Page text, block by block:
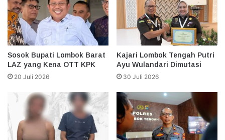
Sosok Bupati Lombok Barat
LAZ yang Kena OTT KPK
20 Juli 2026
Kajari Lombok Tengah Putri
Ayu Wulandari Dimutasi
30 Juli 2026